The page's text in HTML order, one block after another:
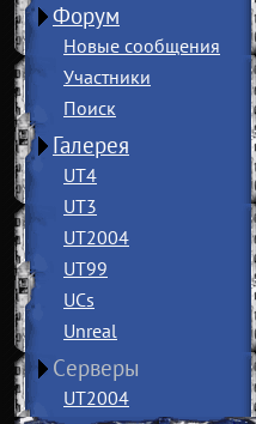
Форум
Новые сообщения
Участники
Поиск
Галерея
UT4
UT3
UT2004
UT99
UCs
Unreal
Серверы
UT2004